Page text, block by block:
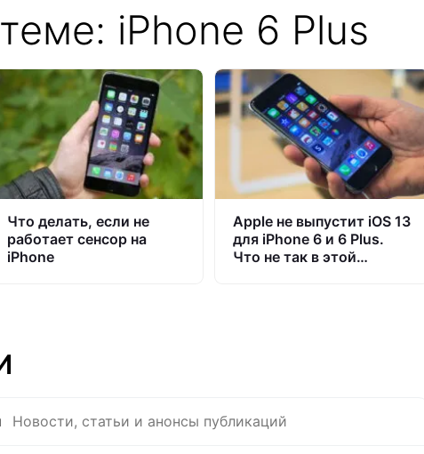
iPhone 6 Plus
Что делать, если не
работает сенсор на
iPhone
Apple не выпустит iOS 13
для iPhone 6 и 6 Plus.
Что не так в этой
Новости, статьи и анонсы публикаций